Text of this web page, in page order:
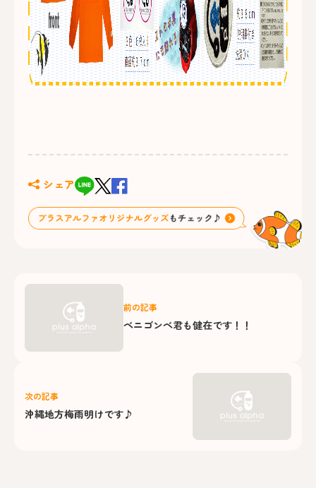
シェア
前の記事
ベニゴンベ君も健在です！！
次の記事
沖縄地方梅雨明けです♪